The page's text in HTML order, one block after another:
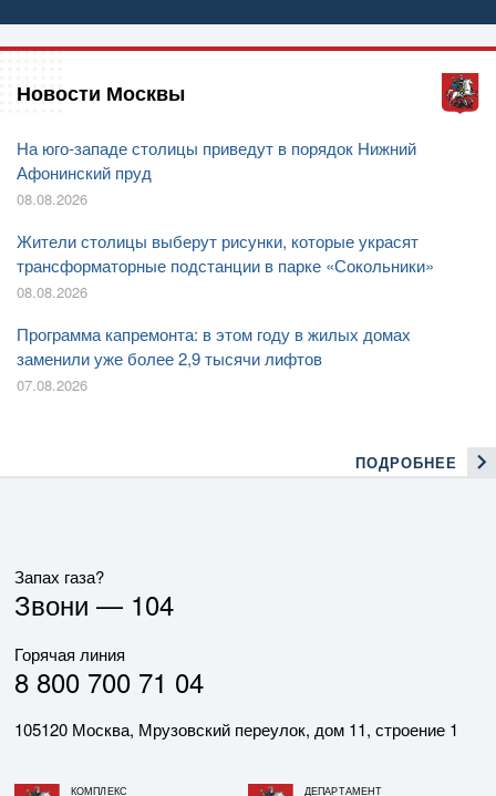
Новости Москвы
На юго-западе столицы приведут в порядок Нижний
Афонинский пруд
08.08.2026
Жители столицы выберут рисунки, которые украсят
трансформаторные подстанции в парке «Сокольники»
08.08.2026
Программа капремонта: в этом году в жилых домах
заменили уже более 2,9 тысячи лифтов
07.08.2026
ПОДРОБНЕЕ
Запах газа?
Звони — 104
Горячая линия
8 800 700 71 04
105120 Москва, Мрузовский переулок, дом 11, строение 1
КОМПЛЕКС ДЕПАРТАМЕНТ